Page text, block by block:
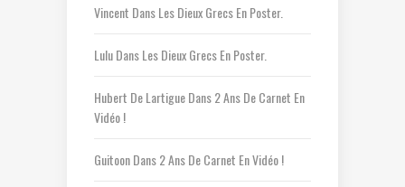
Vincent DansLes Dieux Grecs En Poster.
LuluDansLes Dieux Grecs En Poster.
Hubert De LartigueDans2 Ans De Carnet En
Vidéo !
GuitoonDans2 Ans De Carnet En Vidéo !